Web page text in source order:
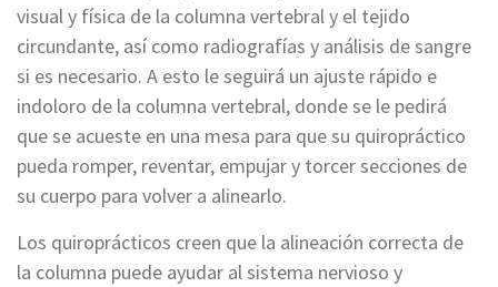
visual y física de la columna vertebral y el tejido
circundante, así como radiografías y análisis de sangre
si es necesario. A esto le seguirá un ajuste rápido e
indoloro de la columna vertebral, donde se le pedirá
que se acueste en una mesa para que su quiropráctico
pueda romper, reventar, empujar y torcer secciones de
su cuerpo para volver a alinearlo.
Los quiroprácticos creen que la alineación correcta de
la columna puede ayudar al sistema nervioso y